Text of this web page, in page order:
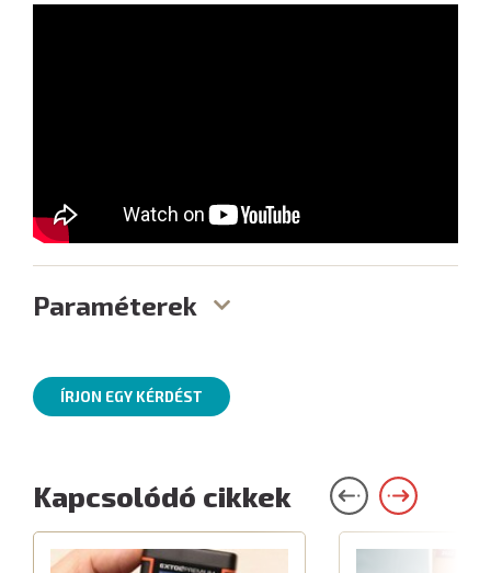
Paraméterek
ÍRJON EGY KÉRDÉST
Kapcsolódó cikkek